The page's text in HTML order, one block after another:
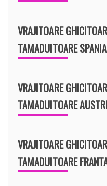
VRAJITOARE
TAMADUITOARE SPANIA
VRAJITOARE
TAMADUITOARE
VRAJITOARE
TAMADUITOARE